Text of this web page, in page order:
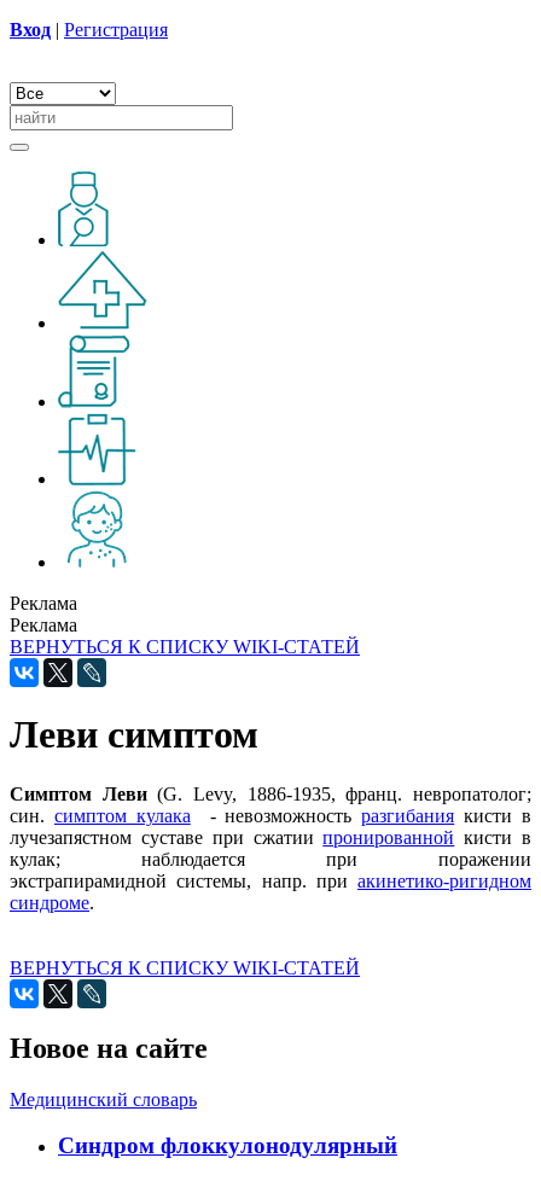
Вход | Регистрация
Реклама
Реклама
ВЕРНУТЬСЯ К СПИСКУ WIKI-СТАТЕЙ
Леви симптом
Симптом Леви(G. Levy, 1886-1935, франц. невропатолог;
син. симптом кулака - невозможностьразгибания кисти в
лучезапястном суставе при сжатиипронированной кисти в
кулак; наблюдается при поражении
экстрапирамидной системы, напр. при акинетико-ригидном
синдроме.
ВЕРНУТЬСЯ К СПИСКУ WIKI-СТАТЕЙ
Новое на сайте
Медицинский словарь
Cиндром флоккулонодулярный